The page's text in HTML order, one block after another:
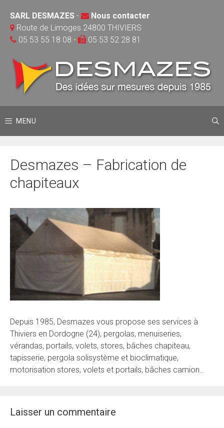
contenu
SARL DESMAZES -
Nous contacter
Route de Limoges 24800 THIVIERS
05 53 55 18 08 -
05 53 52 28 81
MENU
Desmazes – Fabrication de
chapiteaux
Depuis 1985, Desmazes vous propose ses services à
Thiviers en Dordogne (24), pergolas, menuiseries,
vérandas, portails, volets, stores, bâches chapiteau,
tapisserie, pergola solisystème et bioclimatique,
motorisation stores, volets et portails, bâches camion…
Laisser un commentaire